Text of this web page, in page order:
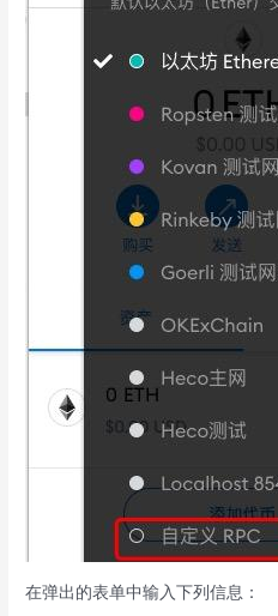
在弹出的表单中输入下列信息：